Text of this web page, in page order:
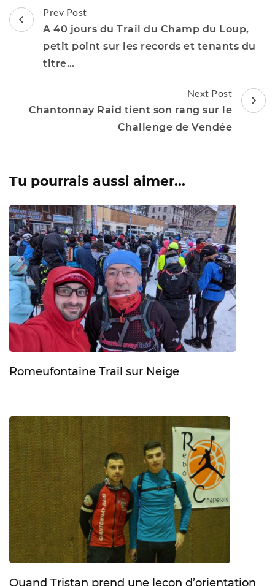
Post
Navigation
Prev Post
A 40 jours du Trail du Champ du Loup,
petit point sur les records et tenants du
titre…
Next Post
Chantonnay Raid tient son rang sur le
Challenge de Vendée
Tu pourrais aussi aimer...
Romeufontaine Trail sur Neige
Quand Tristan prend une leçon d’orientation